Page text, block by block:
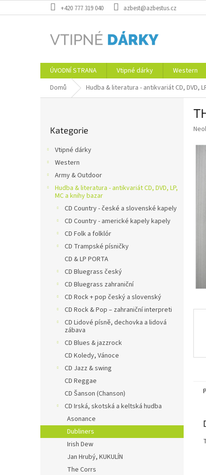
na
+420 777 319 040 azbest@azbestus.cz
ÚVODNÍ STRANA Vtipné dárky Western
Domů
Hudba & literatura - antikvariát CD, DVD,
kategorie
Kategorie
Vtipné dárky
Western
Army & Outdoor
Hudba & literatura - antikvariát CD, DVD, LP,
MC a knihy bazar
CD Country - české a slovenské kapely
CD Country - americké kapely kapely
CD Folk a folklór
CD Trampské písničky
CD & LP PORTA
CD Bluegrass český
CD Bluegrass zahraniční
CD Rock + pop český a slovenský
CD Rock & Pop – zahraniční interpreti
CD Lidové písně, dechovka a lidová
zábava
CD Blues & jazzrock
CD Koledy, Vánoce
CD Jazz & swing
CD Reggae
CD Šanson (Chanson)
CD Irská, skotská a keltská hudba
Asonance
Dubliners
Irish Dew
Jan Hrubý, KUKULÍN
The Corrs